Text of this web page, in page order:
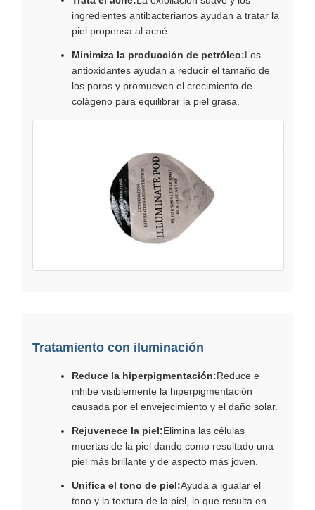
ingredientes antibacterianos ayudan a tratar la
piel propensa al acné.
Minimiza la producción de petróleo:Los
antioxidantes ayudan a reducir el tamaño de
los poros y promueven el crecimiento de
colágeno para equilibrar la piel grasa.
Tratamiento con iluminación
Reduce la hiperpigmentación:Reduce e
inhibe visiblemente la hiperpigmentación
causada por el envejecimiento y el daño solar.
Rejuvenece la piel:Elimina las células
muertas de la piel dando como resultado una
piel más brillante y de aspecto más joven.
Unifica el tono de piel:Ayuda a igualar el
tono y la textura de la piel, lo que resulta en